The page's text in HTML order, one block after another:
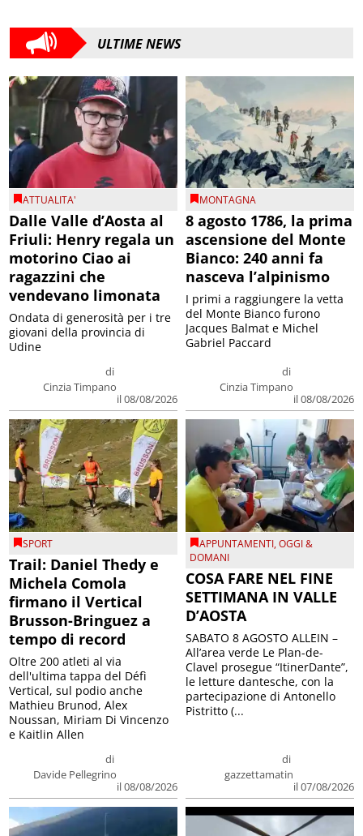
ULTIME NEWS
ATTUALITA'
Dalle Valle d’Aosta al
Friuli: Henry regala un
motorino Ciao ai
ragazzini che
vendevano limonata
di
Cinzia Timpano
il 08/08/2026
Ondata di generosità per i tre
giovani della provincia di
Udine
MONTAGNA
8 agosto 1786, la prima
ascensione del Monte
Bianco: 240 anni fa
nasceva l’alpinismo
di
Cinzia Timpano
il 08/08/2026
I primi a raggiungere la vetta
del Monte Bianco furono
Jacques Balmat e Michel
Gabriel Paccard
SPORT
Trail: Daniel Thedy e
Michela Comola
firmano il Vertical
Brusson-Bringuez a
tempo di record
di
Davide Pellegrino
il 08/08/2026
Oltre 200 atleti al via
dell'ultima tappa del Défì
Vertical, sul podio anche
Mathieu Brunod, Alex
Noussan, Miriam Di Vincenzo
e Kaitlin Allen
APPUNTAMENTI,OGGI &
DOMANI
COSA FARE NEL FINE
SETTIMANA IN VALLE
D’AOSTA
di
gazzettamatin
il 07/08/2026
SABATO 8 AGOSTO ALLEIN –
All’area verde Le Plan-de-
Clavel prosegue “ItinerDante”,
le letture dantesche, con la
partecipazione di Antonello
Pistritto (...